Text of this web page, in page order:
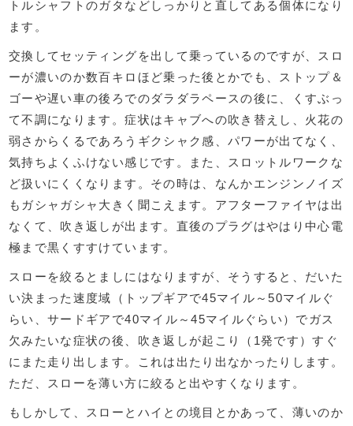
トルシャフトのガタなどしっかりと直してある個体になり
ます。
交換してセッティングを出して乗っているのですが、スロ
ーが濃いのか数百キロほど乗った後とかでも、ストップ＆
ゴーや遅い車の後ろでのダラダラペースの後に、くすぶっ
て不調になります。症状はキャブへの吹き替えし、火花の
弱さからくるであろうギクシャク感、パワーが出てなく、
気持ちよくふけない感じです。また、スロットルワークな
ど扱いにくくなります。その時は、なんかエンジンノイズ
もガシャガシャ大きく聞こえます。アフターファイヤは出
なくて、吹き返しが出ます。直後のプラグはやはり中心電
極まで黒くすすけています。
スローを絞るとましにはなりますが、そうすると、だいた
い決まった速度域（トップギアで45マイル～50マイルぐ
らい、サードギアで40マイル～45マイルぐらい）でガス
欠みたいな症状の後、吹き返しが起こり（1発です）すぐ
にまた走り出します。これは出たり出なかったりします。
ただ、スローを薄い方に絞ると出やすくなります。
もしかして、スローとハイとの境目とかあって、薄いのか